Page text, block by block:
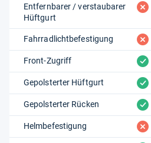
Entfernbarer / verstaubarer
Hüftgurt
fehlt
Fahrradlichtbefestigung fehlt
Front-Zugriff vorhanden
Gepolsterter Hüftgurt vorhanden
Gepolsterter Rücken vorhanden
Helmbefestigung fehlt